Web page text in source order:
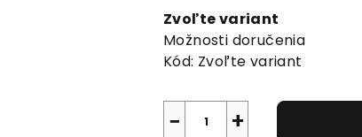
cena:
Zvoľte variant
Možnosti doručenia
Kód: Zvoľte variant
+
−